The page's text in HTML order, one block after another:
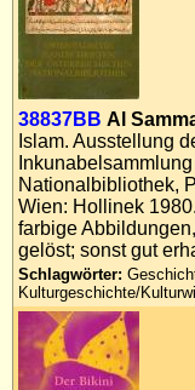
38837BB Al
Islam. Ausstellung
Nationalbibliothek,
Wien: Hollinek
farbige
gelöst; sonst gut
Schlagwörter:
Kulturgeschichte/